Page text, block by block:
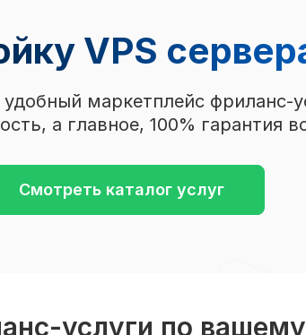
VPS
маркетплейс фриланс-
а главное, 100% гарантия
Смотреть каталог услуг
услуги по